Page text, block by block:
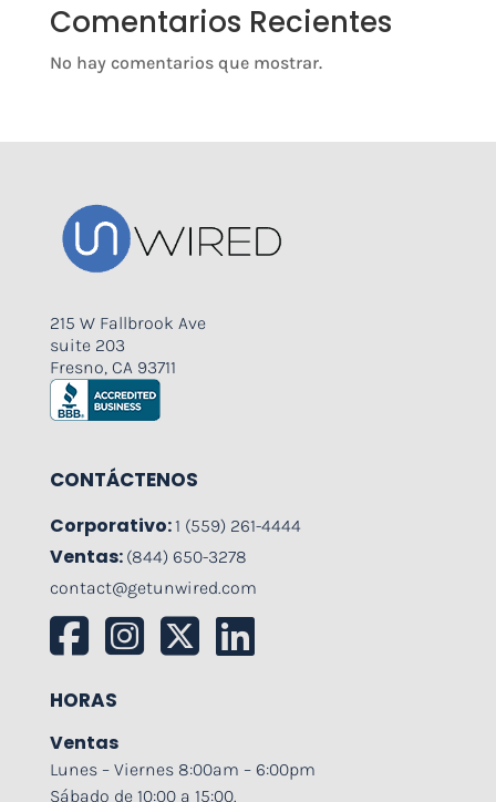
Comentarios Recientes
No hay comentarios que mostrar.
215 W Fallbrook Ave
suite 203
Fresno, CA 93711
CONTÁCTENOS
Corporativo:1 (559) 261-4444
Ventas: (844) 650-3278
contact@getunwired.com
HORAS
Ventas
Lunes – Viernes 8:00am – 6:00pm
Sábado de 10:00 a 15:00.